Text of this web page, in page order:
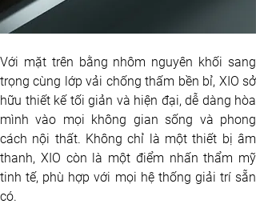
Với mặt trên bằng nhôm nguyên khối sang
trọng cùng lớp vải chống thấm bền bỉ, XIO sở
hữu thiết kế tối giản và hiện đại, dễ dàng hòa
mình vào mọi không gian sống và phong
cách nội thất. Không chỉ là một thiết bị âm
thanh, XIO còn là một điểm nhấn thẩm mỹ
tinh tế, phù hợp với mọi hệ thống giải trí sẵn
có.